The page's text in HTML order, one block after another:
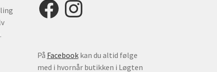
På Facebookkan du altid følge
med i hvornår butikken i Løgten